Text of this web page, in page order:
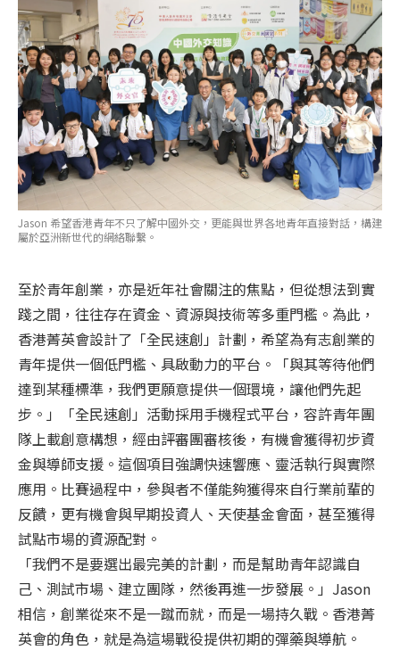
Jason 希望香港青年不只了解中國外交，更能與世界各地青年直接對話，構建
屬於亞洲新世代的網絡聯繫。
至於青年創業，亦是近年社會關注的焦點，但從想法到實
踐之間，往往存在資金、資源與技術等多重門檻。為此，
香港菁英會設計了「全民速創」計劃，希望為有志創業的
青年提供一個低門檻、具啟動力的平台。「與其等待他們
達到某種標準，我們更願意提供一個環境，讓他們先起
步。」「全民速創」活動採用手機程式平台，容許青年團
隊上載創意構想，經由評審團審核後，有機會獲得初步資
金與導師支援。這個項目強調快速響應、靈活執行與實際
應用。比賽過程中，參與者不僅能夠獲得來自行業前輩的
反饋，更有機會與早期投資人、天使基金會面，甚至獲得
試點市場的資源配對。
「我們不是要選出最完美的計劃，而是幫助青年認識自
己、測試市場、建立團隊，然後再進一步發展。」Jason
相信，創業從來不是一蹴而就，而是一場持久戰。香港菁
英會的角色，就是為這場戰役提供初期的彈藥與導航。